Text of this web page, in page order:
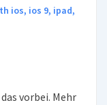
ios, ios 9, ipad,
vorbei. Mehr